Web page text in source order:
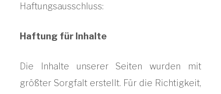
Haftungsausschluss:
Haftung für Inhalte
Die Inhalte unserer Seiten wurden mit
größter Sorgfalt erstellt. Für die Richtigkeit,